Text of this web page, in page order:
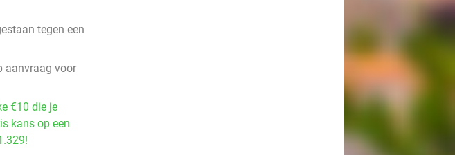
tegen een
aanvraag voor
€10 die je
kans op een